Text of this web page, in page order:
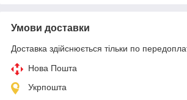
Умови доставки
Доставка здійснюється тільки по
Нова Пошта
Укрпошта